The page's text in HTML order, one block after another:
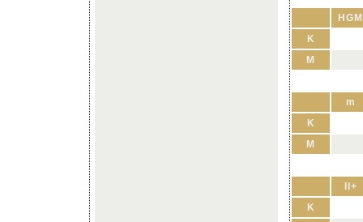
HGM
K
M
m
K
M
II+
K